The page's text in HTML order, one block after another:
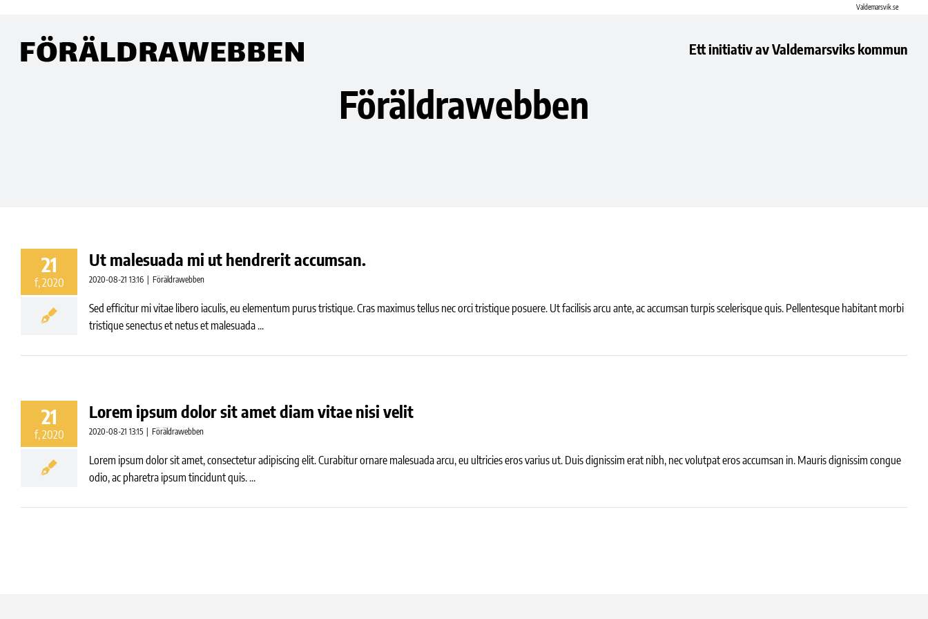
content
Valdemarsvik.se
Ett initiativ av Valdemarsviks kommun
Föräldrawebben
21
f, 2020
Ut malesuada mi ut hendrerit accumsan.
2020-08-21 13:16 Föräldrawebben
Sed efficitur mi vitae libero iaculis, eu elementum purus tristique. Cras maximus tellus nec orci tristique posuere. Ut facilisis arcu ante, ac accumsan turpis scelerisque quis. Pellentesque habitant morbi
tristique senectus et netus et malesuada ...
21
f, 2020
Lorem ipsum dolor sit amet diam vitae nisi velit
2020-08-21 13:15 Föräldrawebben
Lorem ipsum dolor sit amet, consectetur adipiscing elit. Curabitur ornare malesuada arcu, eu ultricies eros varius ut. Duis dignissim erat nibh, nec volutpat eros accumsan in. Mauris dignissim congue
odio, ac pharetra ipsum tincidunt quis. ...